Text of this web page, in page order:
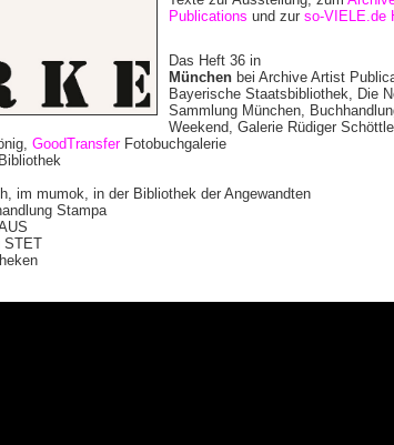
Publications und zur so-VIELE.de
Das Heft 36 in
München bei Archive Artist
Bayerische Staatsbibliothek, Die
Sammlung München,
Weekend, Galerie Rüdiger
GoodTransferFotobuchgalerie
im mumok, in der Bibliothek der Angewandten
Stampa
STET